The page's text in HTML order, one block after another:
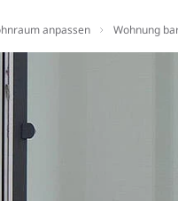
anpassen Wohnung